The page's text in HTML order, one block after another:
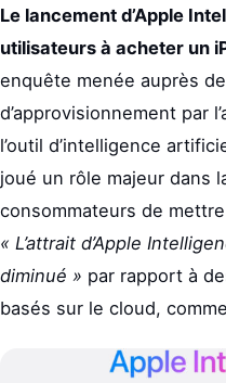
Le lancement d’Apple
utilisateurs à acheter un
enquête menée auprès
d’approvisionnement par
l’outil d’intelligence
joué un rôle majeur dans
consommateurs de
« L’attrait d’Apple
diminué » par rapport à
basés sur le cloud,